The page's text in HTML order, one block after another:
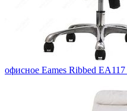
офисное Eames Ribbed EA117